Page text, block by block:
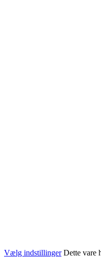
Vælg indstillinger Dette vare